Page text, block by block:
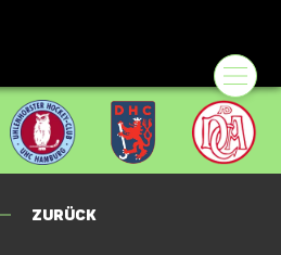
Zurück